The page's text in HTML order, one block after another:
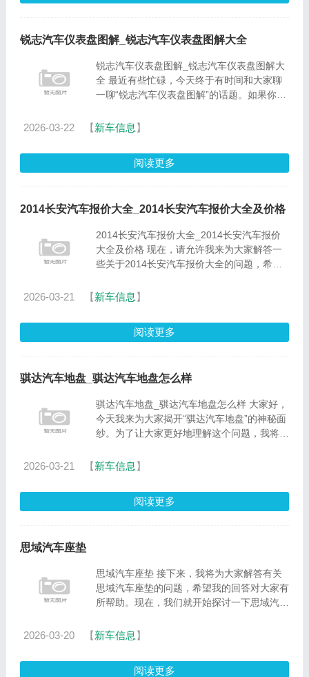
锐志汽车仪表盘图解_锐志汽车仪表盘图解大全
锐志汽车仪表盘图解_锐志汽车仪表盘图解大
全 最近有些忙碌，今天终于有时间和大家聊
一聊“锐志汽车仪表盘图解”的话题。如果你对
而写的，让我们一起来了解一下吧。1.汽车仪
2026-03-22 【新车信息 】
阅读更多
2014长安汽车报价大全_2014长安汽车报价大全及价格
2014长安汽车报价大全_2014长安汽车报价
大全及价格 现在，请允许我来为大家解答一
些关于2014长安汽车报价大全的问题，希望
2014长安汽车报价大全的讨论，我们开始
2026-03-21 【新车信息 】
阅读更多
骐达汽车地盘_骐达汽车地盘怎么样
骐达汽车地盘_骐达汽车地盘怎么样 大家好，
今天我来为大家揭开“骐达汽车地盘”的神秘面
纱。为了让大家更好地理解这个问题，我将相
吧。1.新骐达底盘和轩逸一样吗？骐达底盘松
2026-03-21 【新车信息 】
阅读更多
思域汽车座垫
思域汽车座垫 接下来，我将为大家解答有关
思域汽车座垫的问题，希望我的回答对大家有
所帮助。现在，我们就开始探讨一下思域汽车
怎么回事2.八代思域的座椅能换什么车座椅3.
2026-03-20 【新车信息 】
阅读更多